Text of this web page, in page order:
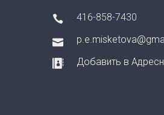
416-858-7430
Добавить в